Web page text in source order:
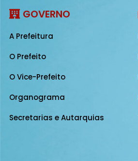
GOVERNO
A Prefeitura
O Prefeito
O Vice-Prefeito
Organograma
Secretarias e Autarquias